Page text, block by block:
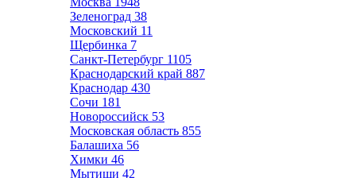
Зеленоград 38
Московский 11
Щербинка 7
Санкт-Петербург 1105
Краснодарский край 887
Краснодар 430
Сочи 181
Новороссийск 53
Московская область 855
Балашиха 56
Химки 46
Мытищи 42